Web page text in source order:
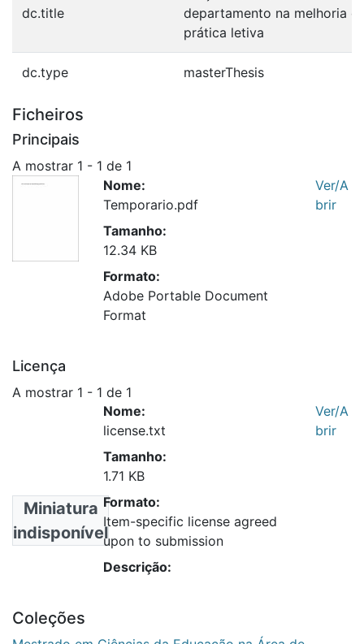
dc.title
departamento na melhoria
prática letiva
dc.type masterThesis
Ficheiros
Principais
A mostrar 1 - 1 de 1
Nome:
Temporario.pdf
Tamanho:
12.34 KB
Formato:
Adobe Portable Document
Format
Ver/A
brir
Licença
A mostrar 1 - 1 de 1
Miniatura
indisponível
Nome:
license.txt
Tamanho:
1.71 KB
Formato:
Item-specific license agreed
upon to submission
Descrição:
Ver/A
brir
Coleções